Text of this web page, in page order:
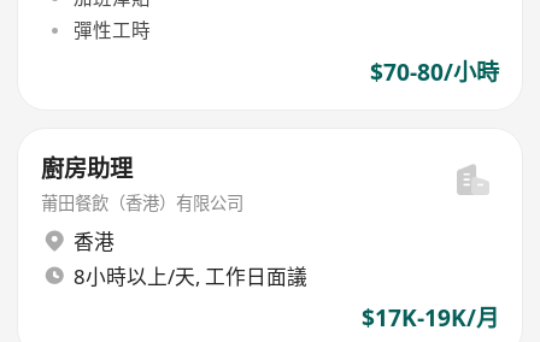
彈性工時
$70-80/小時
廚房助理
莆田餐飲（香港）有限公司
香港
8小時以上/天, 工作日面議
$17K-19K/月